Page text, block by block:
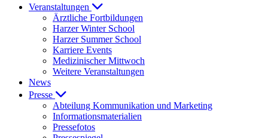
Veranstaltungen
Ärztliche Fortbildungen
Harzer Winter School
Harzer Summer School
Karriere Events
Medizinischer Mittwoch
Weitere Veranstaltungen
News
Presse
Abteilung Kommunikation und Marketing
Informationsmaterialien
Pressefotos